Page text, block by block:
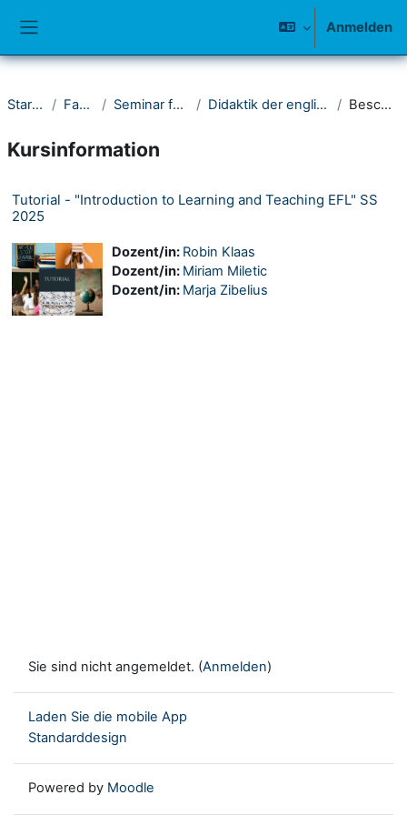
Anmelden
Startseite Fakultät I Seminar für Anglistik Didaktik der englischen Sprache Beschreibung
Kursinformation
Tutorial - "Introduction to Learning and Teaching EFL" SS
2025
Dozent/in: Robin Klaas
Dozent/in: Miriam Miletic
Dozent/in: Marja Zibelius
Sie sind nicht angemeldet. (Anmelden)
Laden Sie die mobile App
Standarddesign
Powered by Moodle